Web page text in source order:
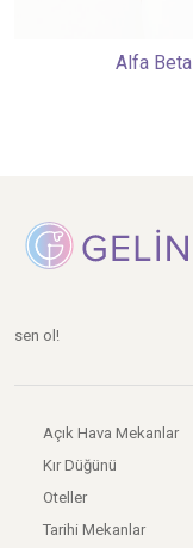
Alfa
sen ol!
Açık Hava Mekanlar
Kır Düğünü
Oteller
Tarihi Mekanlar